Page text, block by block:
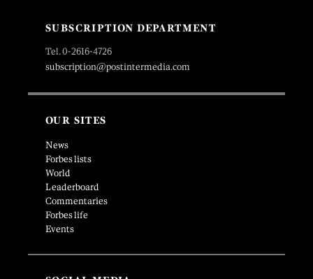
SUBSCRIPTION DEPARTMENT
Tel. 0-2616-4726
subscription@postintermedia.com
OUR SITES
News
Forbes lists
World
Leaderboard
Commentaries
Forbes life
Events